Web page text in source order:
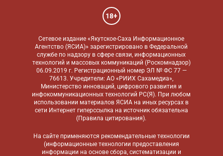
18+
Сетевое издание «Якутское-Саха Информационное
Агентство (ЯСИА)» зарегистрировано в Федеральной
службе по надзору в сфере связи, информационных
технологий и массовых коммуникаций (Роскомнадзор)
06.09.2019 г. Регистрационный номер ЭЛ № ФС 77 —
76613. Учредители: АО «РИИХ Сахамедиа»,
Министерство инноваций, цифрового развития и
инфокоммуникационных технологий РС(Я). При любом
использовании материалов ЯСИА на иных ресурсах в
сети Интернет гиперссылка на источник обязательна
(Правила цитирования).
На сайте применяются рекомендательные технологии
(информационные технологии предоставления
информации на основе сбора, систематизации и